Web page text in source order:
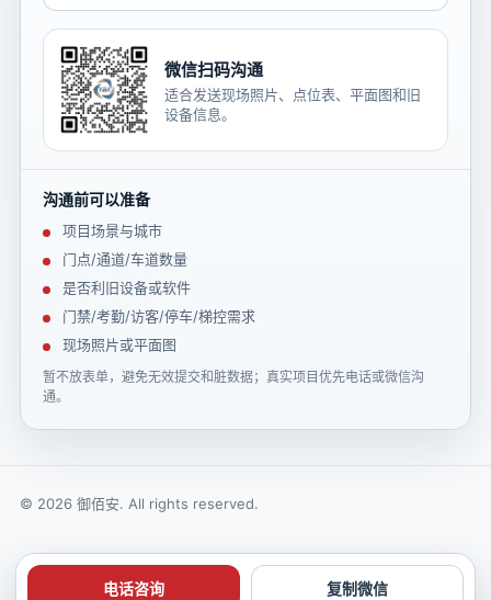
微信扫码沟通
适合发送现场照片、点位表、平面图和旧
设备信息。
沟通前可以准备
项目场景与城市
门点/通道/车道数量
是否利旧设备或软件
门禁/考勤/访客/停车/梯控需求
现场照片或平面图
暂不放表单，避免无效提交和脏数据；真实项目优先电话或微信沟
通。
电话咨询 复制微信
© 2026 御佰安. All rights reserved.